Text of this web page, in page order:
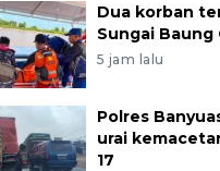
Dua korban
Sungai Baung
5 jam lalu
Polres
urai
17